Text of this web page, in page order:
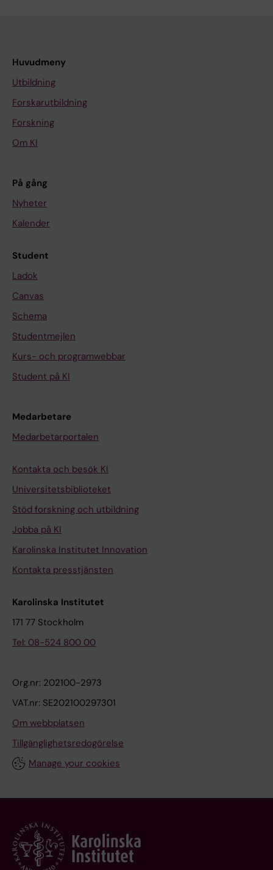
Huvudmeny
Utbildning
Forskarutbildning
Forskning
Om KI
På gång
Nyheter
Kalender
Student
Ladok
Canvas
Schema
Studentmejlen
Kurs- och programwebbar
Student på KI
Medarbetare
Medarbetarportalen
Kontakta och besök KI
Universitetsbiblioteket
Stöd forskning och utbildning
Jobba på KI
Karolinska Institutet Innovation
Kontakta presstjänsten
Karolinska Institutet
171 77 Stockholm
Tel: 08-524 800 00
Org.nr: 202100-2973
VAT.nr: SE202100297301
Om webbplatsen
Tillgänglighetsredogörelse
Manage your cookies